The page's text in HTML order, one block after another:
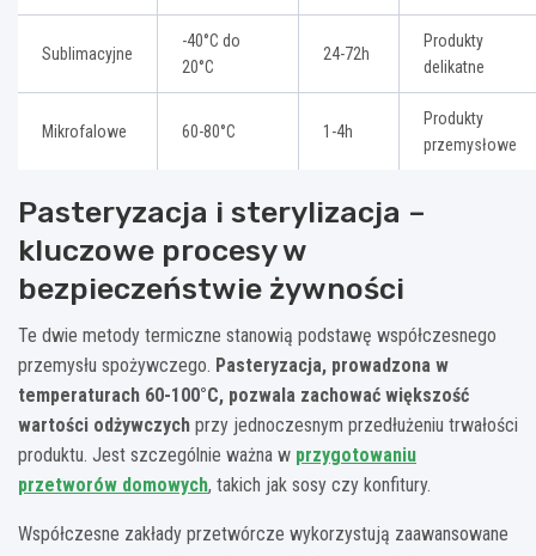
Sublimacyjne
-40°C do
20°C
24-72h
Produkty
delikatne
Mikrofalowe 60-80°C 1-4h
Produkty
przemysłowe
Pasteryzacja i sterylizacja –
kluczowe procesy w
bezpieczeństwie żywności
Te dwie metody termiczne stanowią podstawę współczesnego
przemysłu spożywczego. Pasteryzacja, prowadzona w
temperaturach 60-100°C, pozwala zachować większość
wartości odżywczych przy jednoczesnym przedłużeniu trwałości
produktu. Jest szczególnie ważna w przygotowaniu
przetworów domowych, takich jak sosy czy konfitury.
Współczesne zakłady przetwórcze wykorzystują zaawansowane